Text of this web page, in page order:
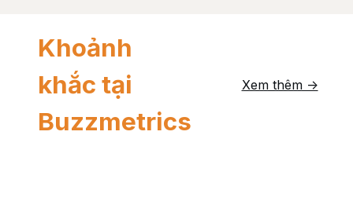
Khoảnh
khắc tại
Buzzmetrics
Xem thêm ->